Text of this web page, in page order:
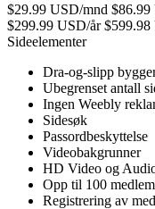
$29.99 USD/mnd $86.99
$299.99 USD/år
Sideelementer
Dra-og-slipp
Ubegrenset antall
Ingen Weebly
Sidesøk
Passordbeskyttelse
Videobakgrunner
HD Video og
Opp til 100
Registrering av